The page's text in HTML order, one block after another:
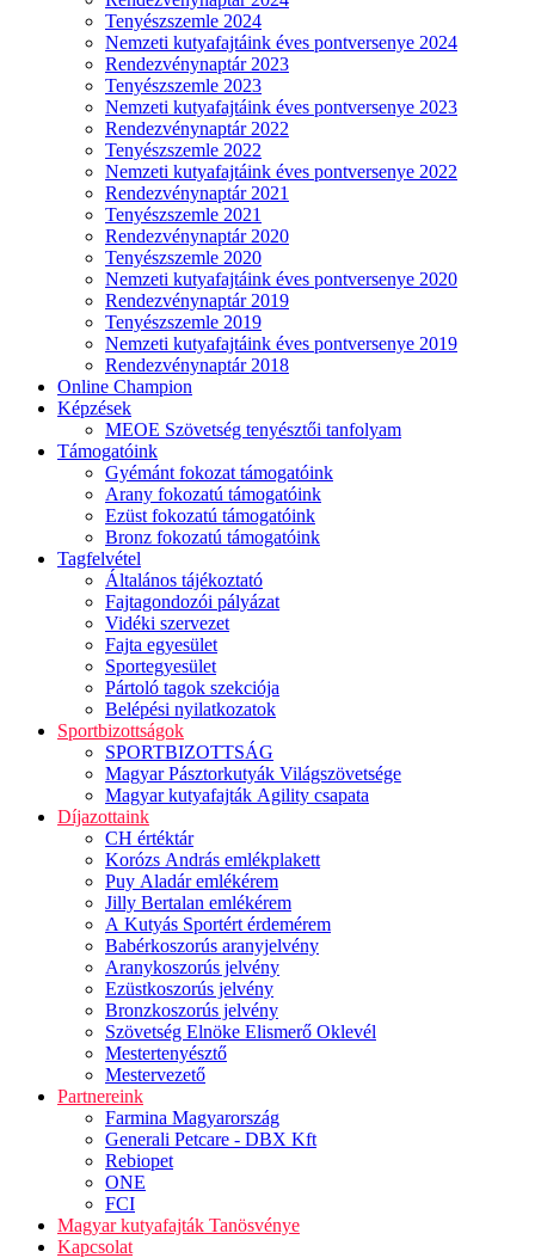
Tenyészszemle 2024
Nemzeti kutyafajtáink éves pontversenye 2024
Rendezvénynaptár 2023
Tenyészszemle 2023
Nemzeti kutyafajtáink éves pontversenye 2023
Rendezvénynaptár 2022
Tenyészszemle 2022
Nemzeti kutyafajtáink éves pontversenye 2022
Rendezvénynaptár 2021
Tenyészszemle 2021
Rendezvénynaptár 2020
Tenyészszemle 2020
Nemzeti kutyafajtáink éves pontversenye 2020
Rendezvénynaptár 2019
Tenyészszemle 2019
Nemzeti kutyafajtáink éves pontversenye 2019
Rendezvénynaptár 2018
Online Champion
Képzések
MEOE Szövetség tenyésztői tanfolyam
Támogatóink
Gyémánt fokozat támogatóink
Arany fokozatú támogatóink
Ezüst fokozatú támogatóink
Bronz fokozatú támogatóink
Tagfelvétel
Általános tájékoztató
Fajtagondozói pályázat
Vidéki szervezet
Fajta egyesület
Sportegyesület
Pártoló tagok szekciója
Belépési nyilatkozatok
Sportbizottságok
SPORTBIZOTTSÁG
Magyar Pásztorkutyák Világszövetsége
Magyar kutyafajták Agility csapata
Díjazottaink
CH értéktár
Korózs András emlékplakett
Puy Aladár emlékérem
Jilly Bertalan emlékérem
A Kutyás Sportért érdemérem
Babérkoszorús aranyjelvény
Aranykoszorús jelvény
Ezüstkoszorús jelvény
Bronzkoszorús jelvény
Szövetség Elnöke Elismerő Oklevél
Mestertenyésztő
Mestervezető
Partnereink
Farmina Magyarország
Generali Petcare - DBX Kft
Rebiopet
ONE
FCI
Magyar kutyafajták Tanösvénye
Kapcsolat